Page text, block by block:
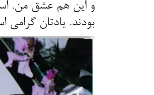
و این هم عشق من.
بودند. یادتان گرامی